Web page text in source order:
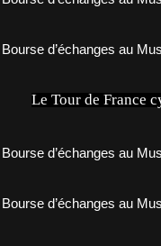
Le Tour de France